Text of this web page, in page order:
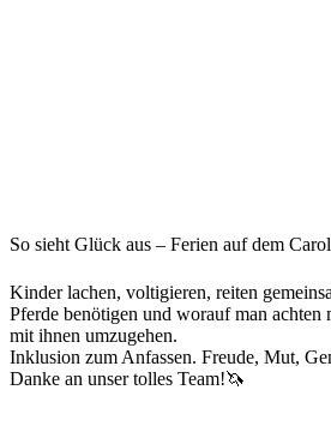
So sieht Glück aus – Ferien auf dem
Kinder lachen, voltigieren, reiten
Pferde benötigen und worauf man achten
mit ihnen umzugehen.
Inklusion zum Anfassen. Freude, Mut,
Danke an unser tolles Team!🦄